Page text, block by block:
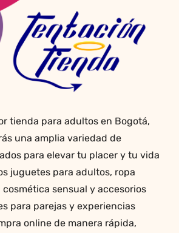
tienda para adultos en Bogotá,
una amplia variedad de
para elevar tu placer y tu vida
juguetes para adultos, ropa
sensual y accesorios
para parejas y experiencias
online de manera rápida,